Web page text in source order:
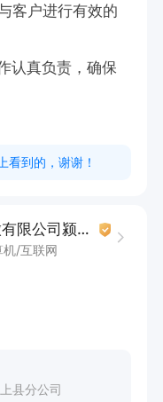
客户进行有效的
认真负责，确保
够与同事默契配
上看到的，谢谢！
中国移动通信集团安徽有限公司颍上县分公司
/互联网
县分公司